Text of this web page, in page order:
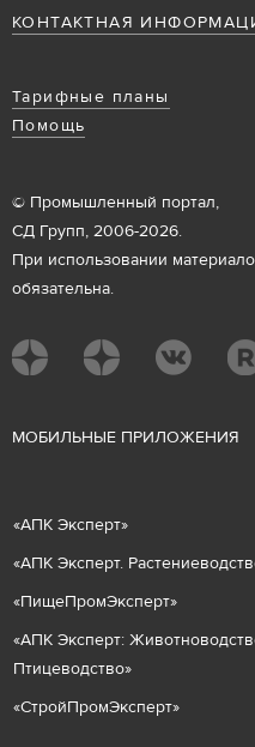
КОНТАКТНАЯ
Тарифные планы
Помощь
© Промышленный портал,
СД Групп, 2006-2026.
При использовании
обязательна.
МОБИЛЬНЫЕ ПРИЛОЖЕНИЯ
«АПК Эксперт»
«АПК Эксперт. Растениеводст
«ПищеПромЭксперт»
«АПК Эксперт: Животнов
Птицеводство»
«СтройПромЭксперт»